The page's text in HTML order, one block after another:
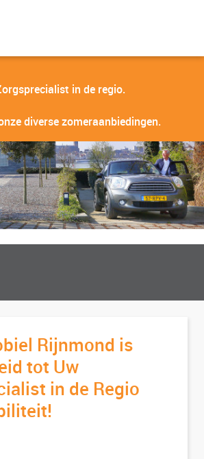
in de regio.
diverse zomeraanbiedingen.
Rijnmond is
tot Uw
in de Regio